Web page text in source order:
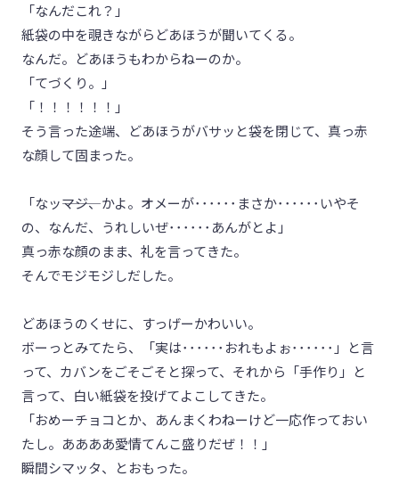
「なんだこれ？」
紙袋の中を覗きながらどあほうが聞いてくる。
なんだ。どあほうもわからねーのか。
「てづくり。」
「！！！！！！」
そう言った途端、どあほうがバサッと袋を閉じて、真っ赤
な顔して固まった。
「なッ―――マジ、かよ。オメーが･･････まさか･･････いやそ
の、なんだ、うれしいぜ･･････あんがとよ」
真っ赤な顔のまま、礼を言ってきた。
そんでモジモジしだした。
どあほうのくせに、すっげーかわいい。
ボーっとみてたら、「実は･･････おれもよぉ･･････」と言
って、カバンをごそごそと探って、それから「手作り」と
言って、白い紙袋を投げてよこしてきた。
「おめーチョコとか、あんまくわねーけど一応作っておい
たし。ああああ愛情てんこ盛りだぜ！！」
瞬間シマッタ、とおもった。